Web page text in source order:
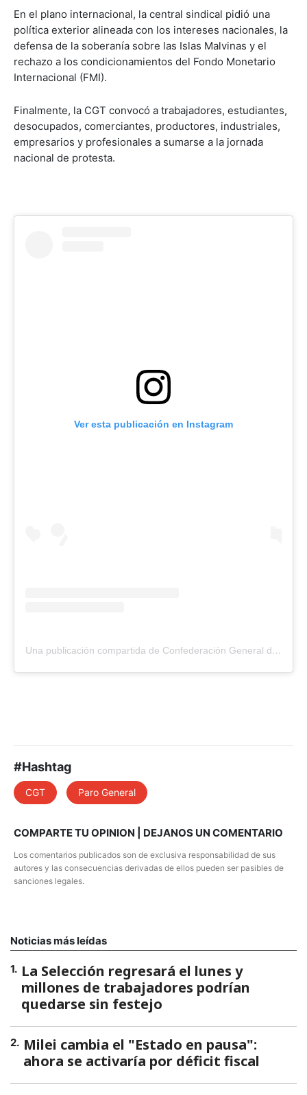
En el plano internacional, la central sindical pidió una
política exterior alineada con los intereses nacionales, la
defensa de la soberanía sobre las Islas Malvinas y el
rechazo a los condicionamientos del Fondo Monetario
Internacional (FMI).
Finalmente, la CGT convocó a trabajadores, estudiantes,
desocupados, comerciantes, productores, industriales,
empresarios y profesionales a sumarse a la jornada
nacional de protesta.
Ver esta publicación en Instagram
Una publicación compartida de Confederación General del Trabajo (@cgt.ok)
#Hashtag
CGT Paro General
COMPARTE TU OPINION | DEJANOS UN COMENTARIO
Los comentarios publicados son de exclusiva responsabilidad de sus
autores y las consecuencias derivadas de ellos pueden ser pasibles de
sanciones legales.
Noticias más leídas
1. La Selección regresará el lunes y
millones de trabajadores podrían
quedarse sin festejo
2. Milei cambia el "Estado en pausa":
ahora se activaría por déficit fiscal